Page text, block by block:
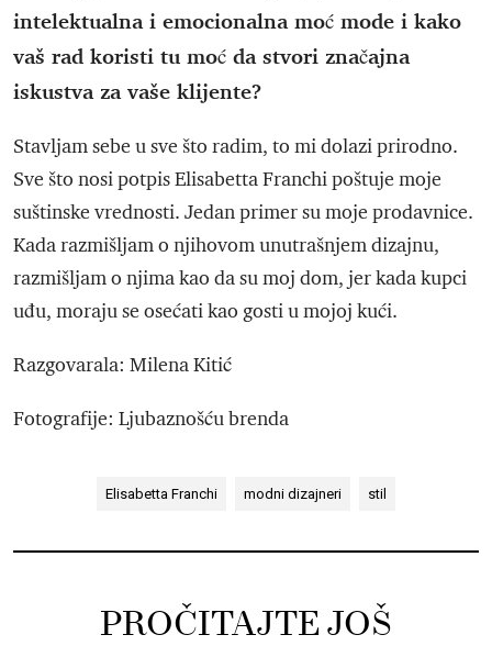
intelektualna i emocionalna moć mode i kako
vaš rad koristi tu moć da stvori značajna
iskustva za vaše klijente?
Stavljam sebe u sve što radim, to mi dolazi prirodno.
Sve što nosi potpis Elisabetta Franchi poštuje moje
suštinske vrednosti. Jedan primer su moje prodavnice.
Kada razmišljam o njihovom unutrašnjem dizajnu,
razmišljam o njima kao da su moj dom, jer kada kupci
uđu, moraju se osećati kao gosti u mojoj kući.
Razgovarala: Milena Kitić
Fotografije: Ljubaznošću brenda
Elisabetta Franchi modni dizajneri stil
PROČITAJTE JOŠ